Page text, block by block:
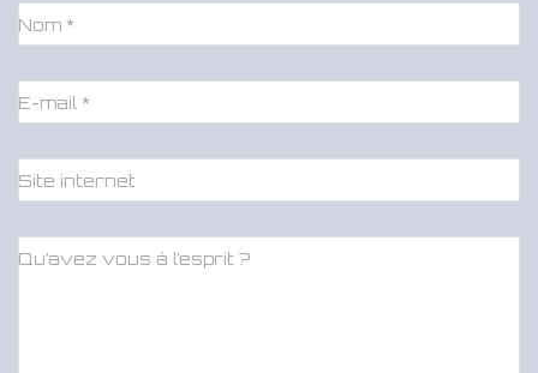
Nom *
E-mail *
Site internet
Qu’avez vous à l’esprit ?